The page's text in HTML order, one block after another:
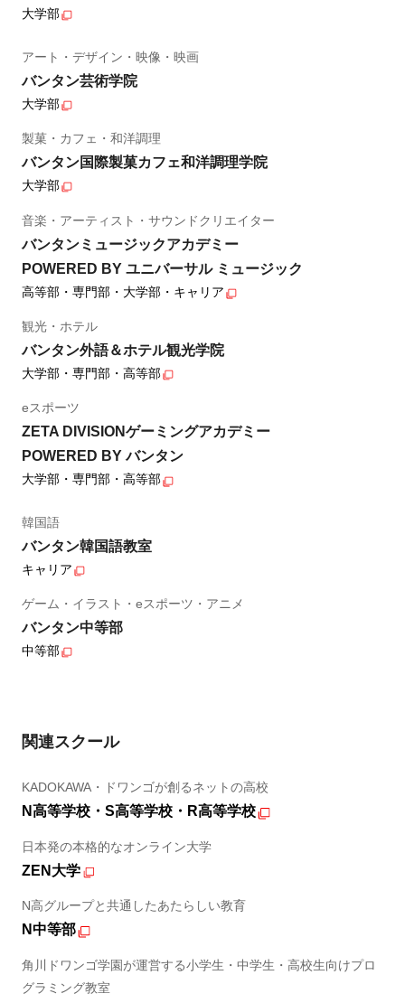
大学部
アート・デザイン・映像・映画
バンタン芸術学院
大学部
製菓・カフェ・和洋調理
バンタン国際製菓カフェ和洋調理学院
大学部
音楽・アーティスト・サウンドクリエイター
バンタンミュージックアカデミー
POWERED BY ユニバーサル ミュージック
高等部・専門部・大学部・キャリア
観光・ホテル
バンタン外語＆ホテル観光学院
大学部・専門部・高等部
eスポーツ
ZETA DIVISIONゲーミングアカデミー
POWERED BY バンタン
大学部・専門部・高等部
韓国語
バンタン韓国語教室
キャリア
ゲーム・イラスト・eスポーツ・アニメ
バンタン中等部
中等部
関連スクール
KADOKAWA・ドワンゴが創るネットの高校
N高等学校・S高等学校・R高等学校
日本発の本格的なオンライン大学
ZEN大学
N高グループと共通したあたらしい教育
N中等部
角川ドワンゴ学園が運営する小学生・中学生・高校生向けプロ
グラミング教室